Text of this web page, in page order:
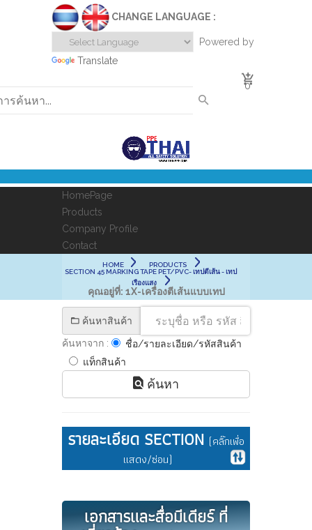
CHANGE LANGUAGE :
Powered by
Translate
0
HomePage
Products
Company Profile
Contact
HOME
PRODUCTS
SECTION 45 MARKING TAPE PET/PVC- เทปตีเส้น - เทป
เรืองแสง
คุณอยู่ที่: 1X-เครื่องตีเส้นแบบเทป
ค้นหาสินค้า
ค้นหาจาก :
ชื่อ/รายละเอียด/รหัสสินค้า
แท็กสินค้า
ค้นหา
รายละเอียด SECTION (คลิ๊กเพื่อ
แสดง/ซ่อน)
เอกสารและสื่อมีเดียร์ ที่